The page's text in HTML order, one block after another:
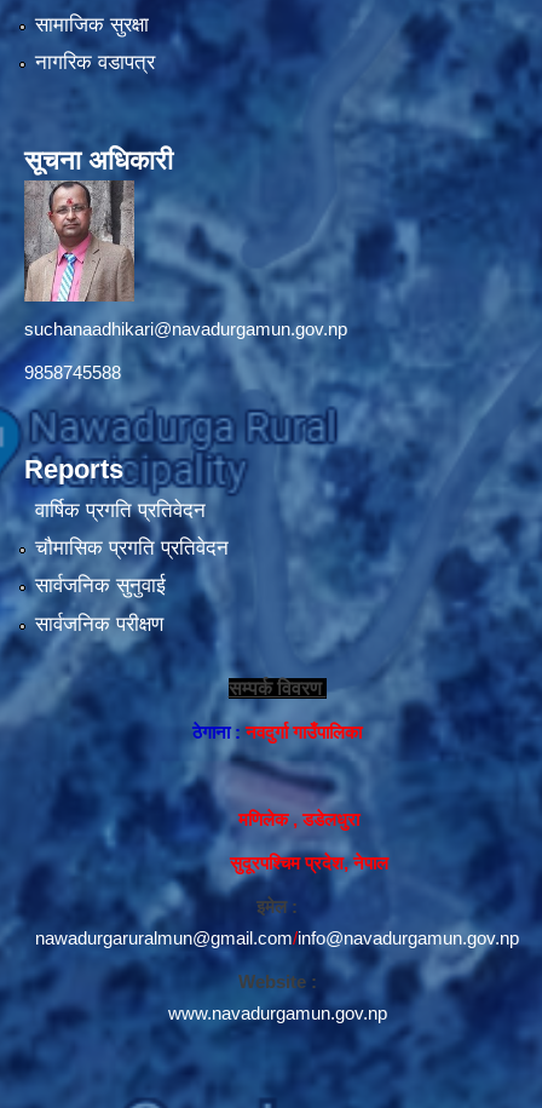
सामाजिक सुरक्षा
नागरिक वडापत्र
सूचना अधिकारी
suchanaadhikari@navadurgamun.gov.np
9858745588
Reports
वार्षिक प्रगति प्रतिवेदन
चौमासिक प्रगति प्रतिवेदन
सार्वजनिक सुनुवाई
सार्वजनिक परीक्षण
सम्पर्क विवरण
ठेगाना :नवदुर्गा गाउँपालिका
मणिलेक , डडेलधुरा
सुदूरपश्चिम प्रदेश, नेपाल
इमेल :
nawadurgaruralmun@gmail.com/info@navadurgamun.gov.np
Website :
www.navadurgamun.gov.np